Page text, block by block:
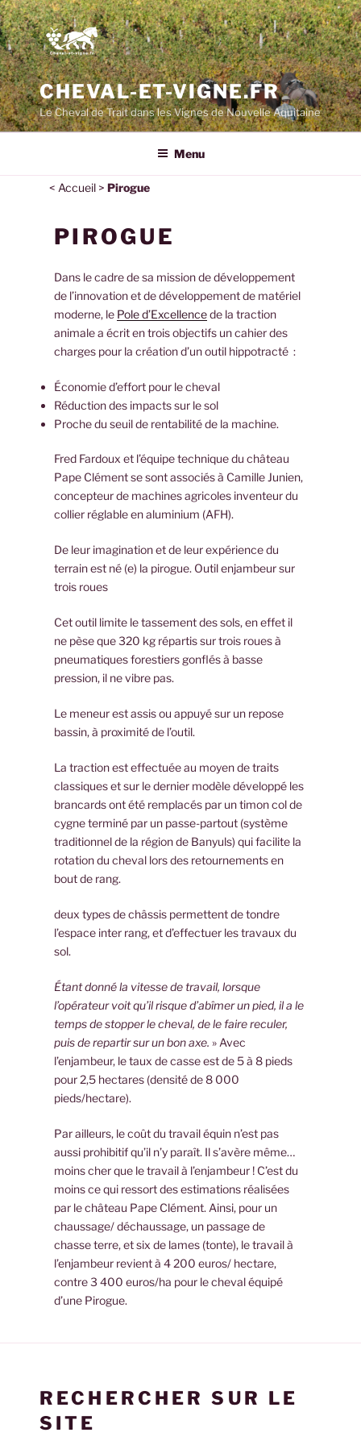
Aller
au
contenu
principal
CHEVAL-ET-VIGNE.FR
Le Cheval de Trait dans les Vignes de Nouvelle Aquitaine
Menu
< Accueil> Pirogue
PIROGUE
Dans le cadre de sa mission de développement
de l’innovation et de développement de matériel
moderne, le Pole d’Excellencede la traction
animale a écrit en trois objectifs un cahier des
charges pour la création d’un outil hippotracté :
Économie d’effort pour le cheval
Réduction des impacts sur le sol
Proche du seuil de rentabilité de la machine.
Fred Fardoux et l’équipe technique du château
Pape Clément se sont associés à Camille Junien,
concepteur de machines agricoles inventeur du
collier réglable en aluminium (AFH).
De leur imagination et de leur expérience du
terrain est né (e) la pirogue. Outil enjambeur sur
trois roues
Cet outil limite le tassement des sols, en effet il
ne pèse que 320 kg répartis sur trois roues à
pneumatiques forestiers gonflés à basse
pression, il ne vibre pas.
Le meneur est assis ou appuyé sur un repose
bassin, à proximité de l’outil.
La traction est effectuée au moyen de traits
classiques et sur le dernier modèle développé les
brancards ont été remplacés par un timon col de
cygne terminé par un passe-partout (système
traditionnel de la région de Banyuls) qui facilite la
rotation du cheval lors des retournements en
bout de rang.
deux types de châssis permettent de tondre
l’espace inter rang, et d’effectuer les travaux du
sol.
Étant donné la vitesse de travail, lorsque
l’opérateur voit qu’il risque d’abîmer un pied, il a le
temps de stopper le cheval, de le faire reculer,
puis de repartir sur un bon axe. » Avec
l’enjambeur, le taux de casse est de 5 à 8 pieds
pour 2,5 hectares (densité de 8 000
pieds/hectare).
Par ailleurs, le coût du travail équin n’est pas
aussi prohibitif qu’il n’y paraît. Il s’avère même…
moins cher que le travail à l’enjambeur ! C’est du
moins ce qui ressort des estimations réalisées
par le château Pape Clément. Ainsi, pour un
chaussage/ déchaussage, un passage de
chasse terre, et six de lames (tonte), le travail à
l’enjambeur revient à 4 200 euros/ hectare,
contre 3 400 euros/ha pour le cheval équipé
d’une Pirogue.
RECHERCHER SUR LE
SITE